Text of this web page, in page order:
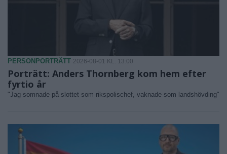
PERSONPORTRÄTT 2026-08-01 KL. 13:00
Porträtt: Anders Thornberg kom hem efter
fyrtio år
"Jag somnade på slottet som rikspolischef, vaknade som landshövding"